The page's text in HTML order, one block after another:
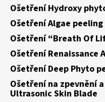
Ošetření Hydroxy
Ošetření Algae peeling
Ošetření “Breath Of
Ošetření Renaissance
Ošetření Deep Phyto
Ošetření na zpevnění
Ultrasonic Skin Blade